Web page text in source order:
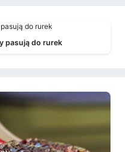
pasują do rurek